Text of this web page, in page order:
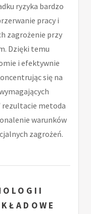
ryzyka bardzo
pracy i
zagrożenie przy
Dzięki temu
i efektywnie
się na
metoda
warunków
zagrożeń.